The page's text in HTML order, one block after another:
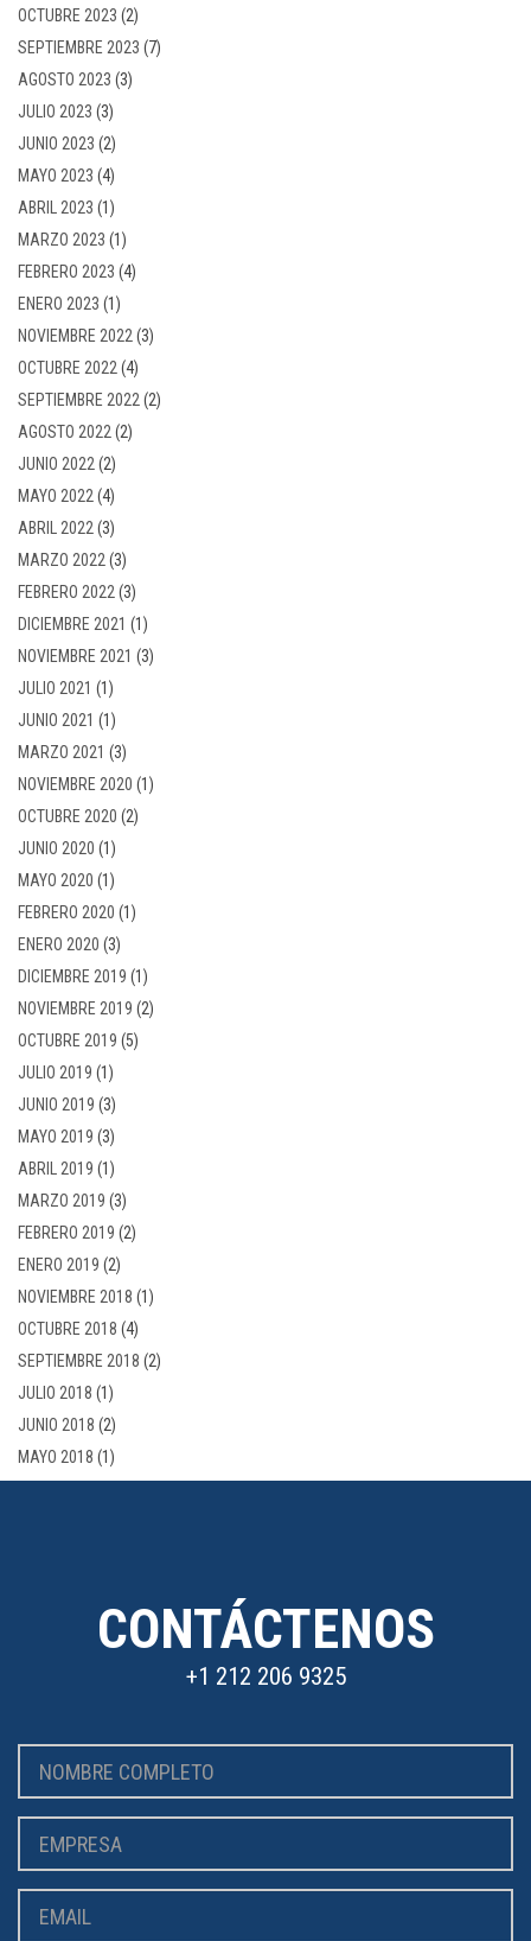
OCTUBRE 2023 (2)
SEPTIEMBRE 2023 (7)
AGOSTO 2023 (3)
JULIO 2023 (3)
JUNIO 2023 (2)
MAYO 2023 (4)
ABRIL 2023 (1)
MARZO 2023 (1)
FEBRERO 2023 (4)
ENERO 2023 (1)
NOVIEMBRE 2022(3)
OCTUBRE 2022(4)
SEPTIEMBRE 2022(2)
AGOSTO 2022(2)
JUNIO 2022(2)
MAYO 2022(4)
ABRIL 2022(3)
MARZO 2022(3)
FEBRERO 2022(3)
DICIEMBRE 2021 (1)
NOVIEMBRE 2021 (3)
JULIO 2021 (1)
JUNIO 2021 (1)
MARZO 2021 (3)
NOVIEMBRE 2020 (1)
OCTUBRE 2020 (2)
JUNIO 2020 (1)
MAYO 2020 (1)
FEBRERO 2020 (1)
ENERO 2020 (3)
DICIEMBRE 2019 (1)
NOVIEMBRE 2019 (2)
OCTUBRE 2019 (5)
JULIO 2019 (1)
JUNIO 2019 (3)
MAYO 2019 (3)
ABRIL 2019 (1)
MARZO 2019 (3)
FEBRERO 2019 (2)
ENERO 2019 (2)
NOVIEMBRE 2018 (1)
OCTUBRE 2018 (4)
SEPTIEMBRE 2018 (2)
JULIO 2018 (1)
JUNIO 2018 (2)
MAYO 2018 (1)
CONTÁCTENOS
+1 212 206 9325